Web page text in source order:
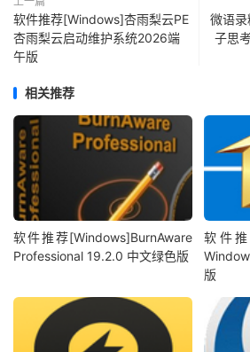
软件推荐[Windows]杏雨梨云PE
杏雨梨云启动维护系统2026端
午版
微语
子思
相关推荐
软件推荐[Windows]BurnAware
Professional 19.2.0 中文绿色版
软件推
版